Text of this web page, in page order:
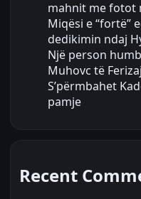
mahnit me fotot
Miqësi e “fortë”
dedikimin ndaj
Një person
Muhovc të
S’përmbahet
pamje
Recent